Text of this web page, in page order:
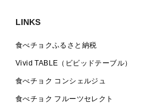
LINKS
食べチョクふるさと納税
Vivid TABLE（ビビッドテーブル）
食べチョク コンシェルジュ
食べチョク フルーツセレクト